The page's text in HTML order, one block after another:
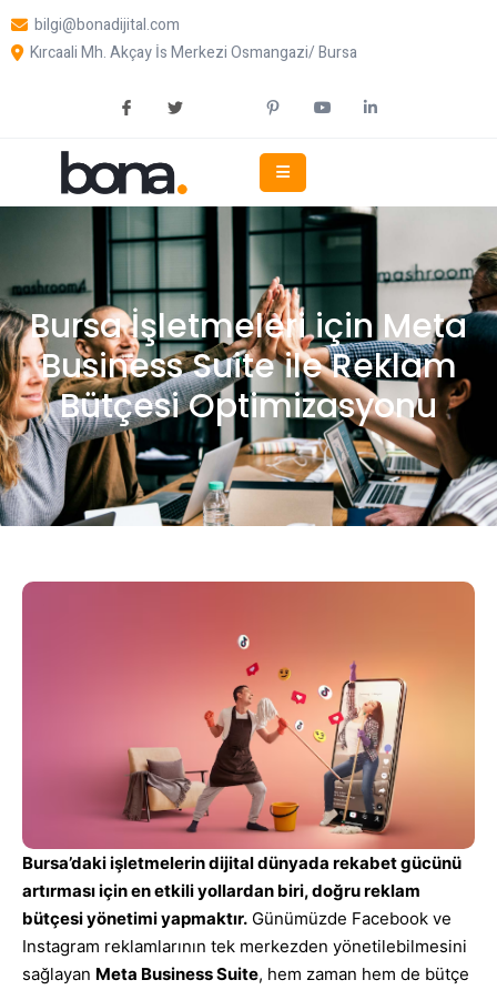
bilgi@bonadijital.com
Kırcaali Mh. Akçay İs Merkezi Osmangazi/ Bursa
Bursa İşletmeleri için Meta
Business Suite ile Reklam
Bütçesi Optimizasyonu
Bursa’daki işletmelerin dijital dünyada rekabet gücünü
artırması için en etkili yollardan biri, doğru reklam
bütçesi yönetimi yapmaktır. Günümüzde Facebook ve
Instagram reklamlarının tek merkezden yönetilebilmesini
sağlayan Meta Business Suite, hem zaman hem de bütçe